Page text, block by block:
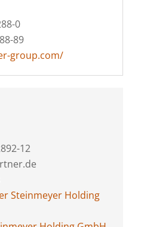
0
89
group.com/
12
Steinmeyer Holding